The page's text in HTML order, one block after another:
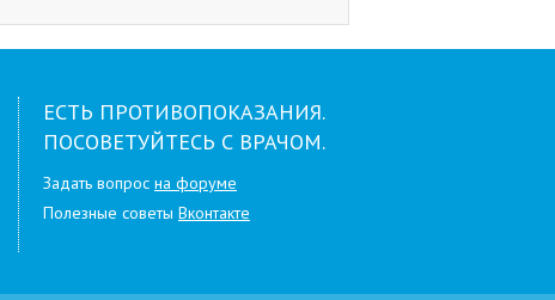
ЕСТЬ ПРОТИВОПОКАЗАНИЯ.
ПОСОВЕТУЙТЕСЬ С ВРАЧОМ.
Задать вопрос на форуме
Полезные советы Вконтакте